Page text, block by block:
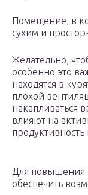
Помещение, в
сухим и
Желательно,
особенно это
находятся в
плохой
накапливаться
влияют на
продуктивность
Для повышения
обеспечить